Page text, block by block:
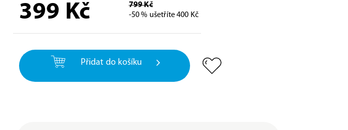
399 Kč
799 Kč
-50 % ušetříte 400 Kč
Přidat do košíku